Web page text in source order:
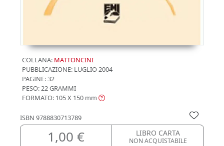
COLLANA: MATTONCINI
PUBBLICAZIONE: LUGLIO 2004
PAGINE: 32
PESO: 22 GRAMMI
FORMATO: 105 X 150 mm
ISBN 9788830713789
1,00 € LIBRO CARTA
NON ACQUISTABILE